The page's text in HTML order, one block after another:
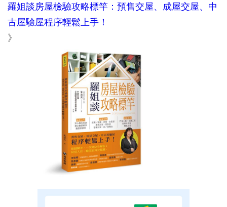
羅姐談房屋檢驗攻略標竿：預售交屋、成屋交屋、中
古屋驗屋程序輕鬆上手！
》